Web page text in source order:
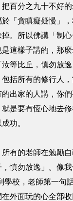
把百分之九十不好
「貪瞋癡疑慢」
。所以佛講「制
這樣子講的，那
等比丘，慎勿放
括所有的修行人
出家的人講，你
是要有恆心地去
功。
有的老師在勉勵
慎勿放逸」。像
學校，老師第一句
在外面玩的心全部